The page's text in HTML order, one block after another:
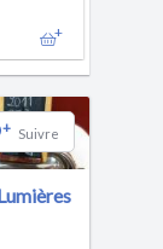
+ Suivre